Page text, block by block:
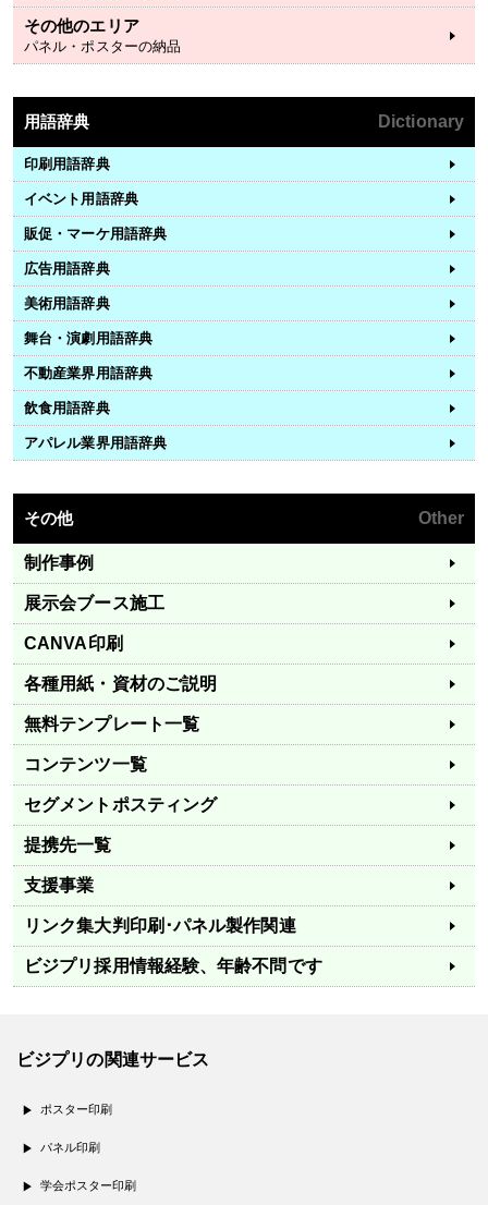
その他のエリア
パネル・ポスターの納品
用語辞典 Dictionary
印刷用語辞典
イベント用語辞典
販促・マーケ用語辞典
広告用語辞典
美術用語辞典
舞台・演劇用語辞典
不動産業界用語辞典
飲食用語辞典
アパレル業界用語辞典
その他 Other
制作事例
展示会ブース施工
CANVA印刷
各種用紙・資材のご説明
無料テンプレート一覧
コンテンツ一覧
セグメントポスティング
提携先一覧
支援事業
リンク集大判印刷･パネル製作関連
ビジプリ採用情報経験、年齢不問です
ビジプリの関連サービス
ポスター印刷
パネル印刷
学会ポスター印刷